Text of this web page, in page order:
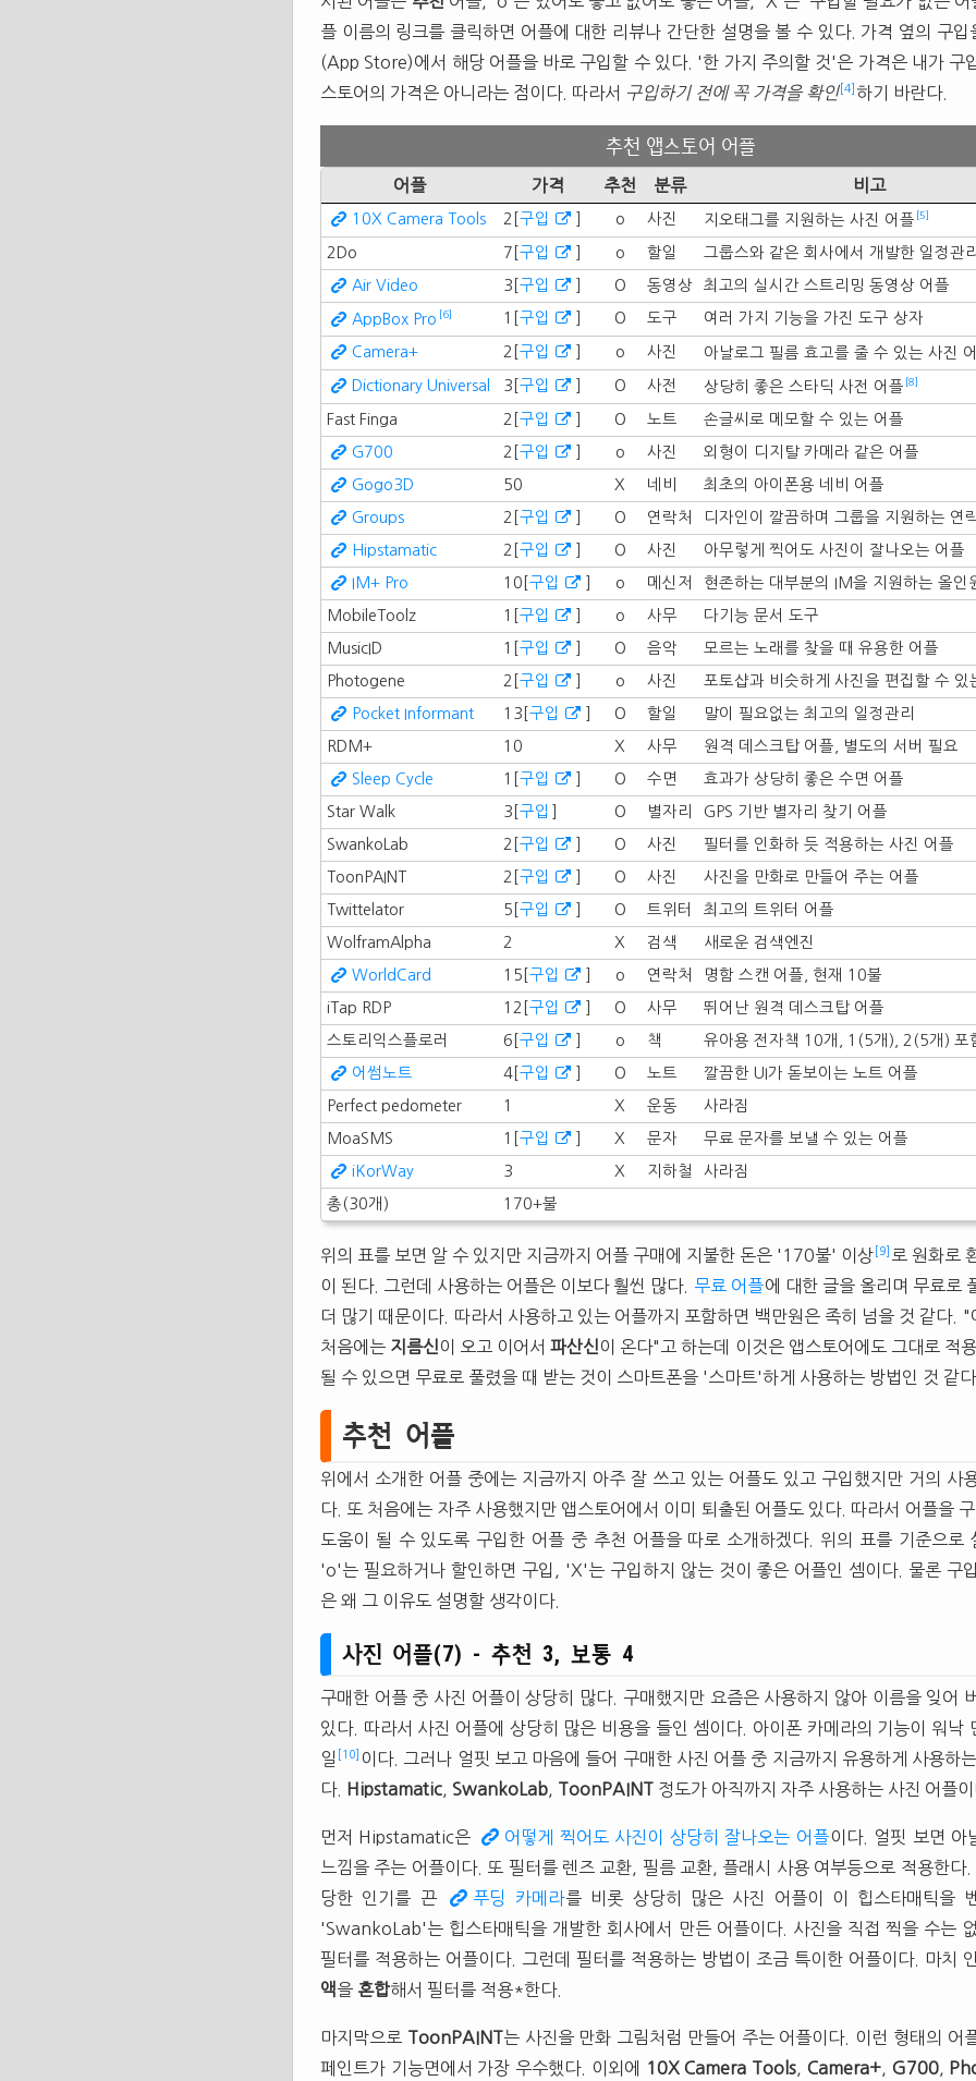
플 이름의 링크를 클릭하면 어플에 대한 리뷰나 간단한 설명을 볼 수 있다. 가격 옆의 구입
(App Store)에서 해당 어플을 바로 구입할 수 있다. '한 가지 주의할 것'은 가격은 내가 구
스토어의 가격은 아니라는 점이다. 따라서 구입하기 전에 꼭 가격을 확인 [4] 하기 바란다.
추천 앱스토어 어플
어플 가격 추천 분류 비고
10X Camera Tools 2[ 구입 o 사진 지오태그를 지원하는 사진 어플 [5]
2Do 7[ 구입 o 할일 그룹스와 같은 회사에서 개발한 일정관
Air Video 3[ 구입 O 동영상 최고의 실시간 스트리밍 동영상 어플
AppBox Pro [6] 1[ 구입 O 도구 여러 가지 기능을 가진 도구 상자
Camera+ 2[ 구입 o 사진 아날로그 필름 효고를 줄 수 있는 사진
Dictionary Universal 3[ 구입 O 사전 상당히 좋은 스타딕 사전 어플 [8]
Fast Finga 2[ 구입 O 노트 손글씨로 메모할 수 있는 어플
G700 2[ 구입 o 사진 외형이 디지탈 카메라 같은 어플
Gogo3D 50 X 네비 최초의 아이폰용 네비 어플
Groups 2[ 구입 O 연락처 디자인이 깔끔하며 그룹을 지원하는 연
Hipstamatic 2[ 구입 O 사진 아무렇게 찍어도 사진이 잘나오는 어플
IM+ Pro 10[ 구입 o 메신저 현존하는 대부분의 IM을 지원하는 올인
MobileToolz 1[ 구입 o 사무 다기능 문서 도구
MusicID 1[ 구입 O 음악 모르는 노래를 찾을 때 유용한 어플
Photogene 2[ 구입 o 사진 포토샵과 비슷하게 사진을 편집할 수 있
Pocket Informant 13[ 구입 O 할일 말이 필요없는 최고의 일정관리
RDM+ 10 X 사무 원격 데스크탑 어플, 별도의 서버 필요
Sleep Cycle 1[ 구입 O 수면 효과가 상당히 좋은 수면 어플
Star Walk 3[ 구입 O 별자리 GPS 기반 별자리 찾기 어플
SwankoLab 2[ 구입 O 사진 필터를 인화하 듯 적용하는 사진 어플
ToonPAINT 2[ 구입 O 사진 사진을 만화로 만들어 주는 어플
Twittelator 5[ 구입 O 트위터 최고의 트위터 어플
WolframAlpha 2 X 검색 새로운 검색엔진
WorldCard 15[ 구입 o 연락처 명함 스캔 어플, 현재 10불
iTap RDP 12[ 구입 O 사무 뛰어난 원격 데스크탑 어플
스토리익스플로러 6[ 구입 o 책 유아용 전자책 10개, 1(5개), 2(5개) 포
어썸노트 4[ 구입 O 노트 깔끔한 UI가 돋보이는 노트 어플
Perfect pedometer 1 X 운동 사라짐
MoaSMS 1[ 구입 X 문자 무료 문자를 보낼 수 있는 어플
iKorWay 3 X 지하철 사라짐
총(30개) 170+불
위의 표를 보면 알 수 있지만 지금까지 어플 구매에 지불한 돈은 '170불' 이상 [9]
로 원화로
이 된다. 그런데 사용하는 어플은 이보다 훨씬 많다.
무료 어플에 대한 글을 올리며 무료로
더 많기 때문이다. 따라서 사용하고 있는 어플까지 포함하면 백만원은 족히 넘을 것 같다. "
처음에는 지름신이 오고 이어서파산신이 온다"고 하는데 이것은 앱스토어에도 그대로 적
될 수 있으면 무료로 풀렸을 때 받는 것이 스마트폰을 '스마트'하게 사용하는 방법인 것 같다.
추천 어플
위에서 소개한 어플 중에는 지금까지 아주 잘 쓰고 있는 어플도 있고 구입했지만 거의 사
다. 또 처음에는 자주 사용했지만 앱스토어에서 이미 퇴출된 어플도 있다. 따라서 어플을
도움이 될 수 있도록 구입한 어플 중 추천 어플을 따로 소개하겠다. 위의 표를 기준으로
'o'는 필요하거나 할인하면 구입, 'X'는 구입하지 않는 것이 좋은 어플인 셈이다. 물론 구
은 왜 그 이유도 설명할 생각이다.
사진 어플(7) - 추천 3, 보통 4
구매한 어플 중 사진 어플이 상당히 많다. 구매했지만 요즘은 사용하지 않아 이름을 잊어
있다. 따라서 사진 어플에 상당히 많은 비용을 들인 셈이다. 아이폰 카메라의 기능이 워낙
일
[10]
이다. 그러나 얼핏 보고 마음에 들어 구매한 사진 어플 중 지금까지 유용하게 사용하
다.
Hipstamatic SwankoLab ToonPAINT 정도가 아직까지 자주 사용하는 사진 어플
먼저 Hipstamatic은 어떻게 찍어도 사진이 상당히 잘나오는 어플 이다. 얼핏 보면 아
느낌을 주는 어플이다. 또 필터를 렌즈 교환, 필름 교환, 플래시 사용 여부등으로 적용한다
당한 인기를 끈
푸딩 카메라를 비롯 상당히 많은 사진 어플이 이 힙스타매틱을
'SwankoLab'는 힙스타매틱을 개발한 회사에서 만든 어플이다. 사진을 직접 찍을 수는
필터를 적용하는 어플이다. 그런데 필터를 적용하는 방법이 조금 특이한 어플이다. 마치
액을 혼합해서 필터를 적용*한다.
마지막으로 ToonPAINT는 사진을 만화 그림처럼 만들어 주는 어플이다. 이런 형태의 어
페인트가 기능면에서 가장 우수했다. 이외에
10X Camera Tools Camera+, G700,